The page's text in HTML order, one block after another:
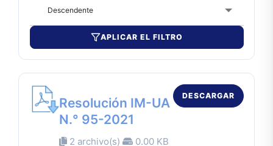
Descendente
APLICAR EL FILTRO
Resolución IM-UA
N.° 95-2021
2 archivo(s) 0.00 KB
DESCARGAR